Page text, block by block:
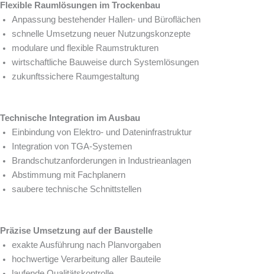
Flexible Raumlösungen im Trockenbau
Anpassung bestehender Hallen- und Büroflächen
schnelle Umsetzung neuer Nutzungskonzepte
modulare und flexible Raumstrukturen
wirtschaftliche Bauweise durch Systemlösungen
zukunftssichere Raumgestaltung
Technische Integration im Ausbau
Einbindung von Elektro- und Dateninfrastruktur
Integration von TGA-Systemen
Brandschutzanforderungen in Industrieanlagen
Abstimmung mit Fachplanern
saubere technische Schnittstellen
Präzise Umsetzung auf der Baustelle
exakte Ausführung nach Planvorgaben
hochwertige Verarbeitung aller Bauteile